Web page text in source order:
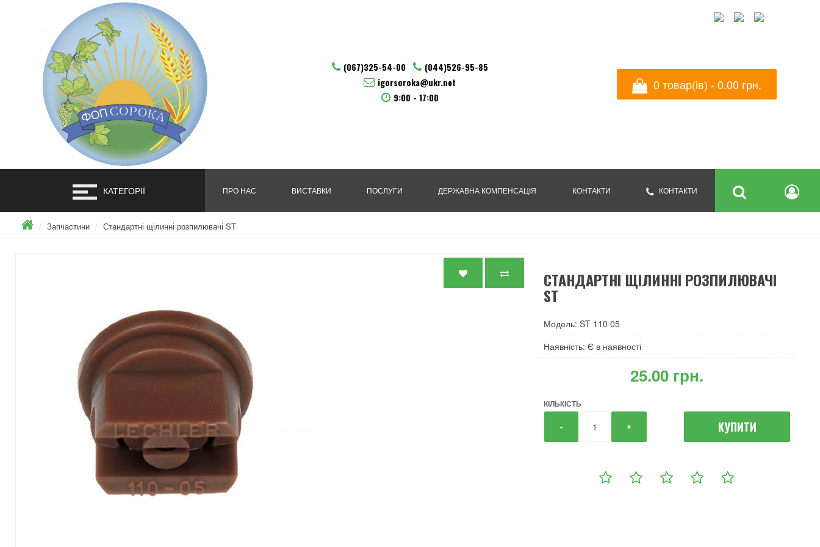
(067)325-54-00
(044)526-95-85
igorsoroka@ukr.net
9:00 - 17:00
0 товар(ів) - ‎0.00 грн.
КАТЕГОРІЇ ПРО НАС ВИСТАВКИ ПОСЛУГИ ДЕРЖАВНА КОМПЕНСАЦІЯ КОНТАКТИ КОНТАКТИ
Запчастини Стандартні щілинні розпилювачі ST
СТАНДАРТНІ ЩІЛИННІ РОЗПИЛЮВАЧІ
ST
Модель: ST 110 05
Наявність: Є в наявності
‎25.00 грн.
КІЛЬКІСТЬ
- + КУПИТИ